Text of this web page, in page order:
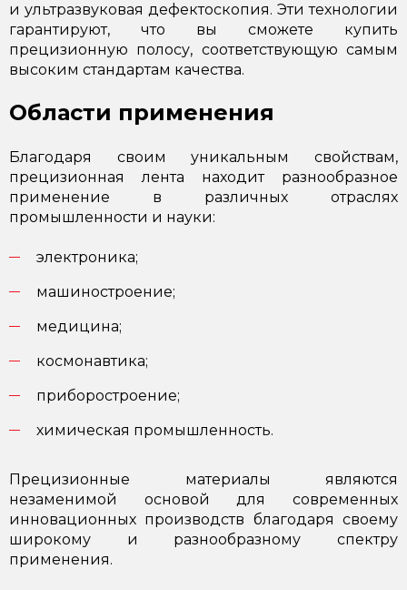
и ультразвуковая дефектоскопия. Эти технологии
гарантируют, что вы сможете купить
прецизионную полосу, соответствующую самым
высоким стандартам качества.
Области применения
Благодаря своим уникальным свойствам,
прецизионная лента находит разнообразное
применение в различных отраслях
промышленности и науки:
электроника;
машиностроение;
медицина;
космонавтика;
приборостроение;
химическая промышленность.
Прецизионные материалы являются
незаменимой основой для современных
инновационных производств благодаря своему
широкому и разнообразному спектру
применения.